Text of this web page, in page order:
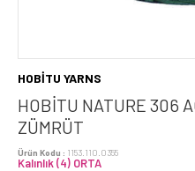
HOBİTU YARNS
HOBİTU NATURE 306
ZÜMRÜT
Ürün Kodu : 1153.110.0355
Kalınlık (4) ORTA